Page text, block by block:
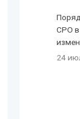
СРО в
24